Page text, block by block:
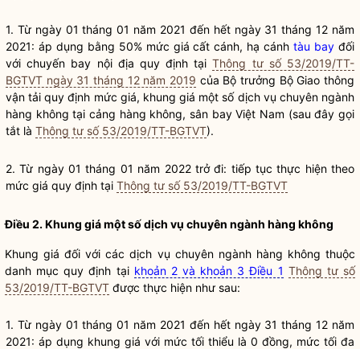
1. Từ ngày 01 tháng 01 năm 2021 đến hết ngày 31 tháng 12 năm
2021: áp dụng bằng 50% mức giá cất cánh, hạ cánhtàu bay đối
với chuyến bay nội địa quy định tạiThông tư số 53/2019/TT-
BGTVT ngày 31 tháng 12 năm 2019 của Bộ trưởng Bộ Giao thông
vận tải quy định mức giá, khung giá một số dịch vụ chuyên ngành
hàng không tại cảng hàng không, sân bayViệt Nam (sau đây gọi
tắt là Thông tư số 53/2019/TT-BGTVT).
2. Từ ngày 01 tháng 01 năm 2022 trở đi: tiếp tục thực hiện theo
mức giá quy định tại Thông tư số 53/2019/TT-BGTVT
Điều 2. Khung giá một sốdịch vụ chuyên ngành hàng không
Khung giá đối với cácdịch vụ chuyên ngành hàng không thuộc
danh mục quy định tại khoản 2 và khoản 3 Điều 1 Thông tư số
53/2019/TT-BGTVT được thực hiện như sau:
1. Từ ngày 01 tháng 01 năm 2021 đến hết ngày 31 tháng 12 năm
2021: áp dụng khung giá với mức tối thiểu là 0 đồng, mức tối đa